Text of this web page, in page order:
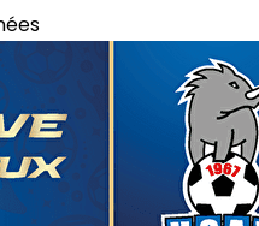
affichées